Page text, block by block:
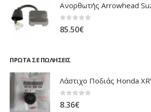
0out of 5
85.50€
ΠΡΏΤΑ ΣΕ ΠΩΛΉΣΕΙΣ
0out of 5
8.36€